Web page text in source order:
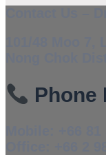
Phone